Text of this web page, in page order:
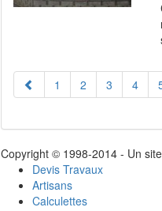
1 2 3 4
Copyright © 1998-2014 - Un
Devis Travaux
Artisans
Calculettes